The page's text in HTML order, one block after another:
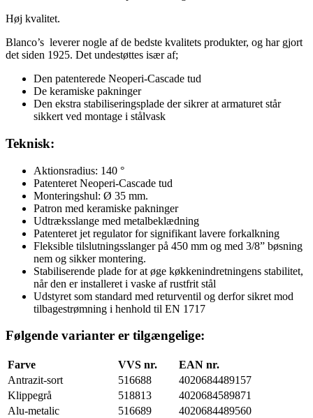
Høj kvalitet.
Blanco’s leverer nogle af de bedste kvalitets produkter, og har gjort
det siden 1925. Det undestøttes især af;
Den patenterede Neoperi-Cascade tud
De keramiske pakninger
Den ekstra stabiliseringsplade der sikrer at armaturet står
sikkert ved montage i stålvask
Teknisk:
Aktionsradius: 140 °
Patenteret Neoperi-Cascade tud
Monteringshul: Ø 35 mm.
Patron med keramiske pakninger
Udtræksslange med metalbeklædning
Patenteret jet regulator for signifikant lavere forkalkning
Fleksible tilslutningsslanger på 450 mm og med 3/8” bøsning
nem og sikker montering.
Stabiliserende plade for at øge køkkenindretningens stabilitet,
når den er installeret i vaske af rustfrit stål
Udstyret som standard med returventil og derfor sikret mod
tilbagestrømning i henhold til EN 1717
Følgende varianter er tilgængelige:
Farve VVS nr.
EAN nr.
Antrazit-sort
516688
4020684489157
Klippegrå
518813
4020684589871
Alu-metalic
516689
4020684489560